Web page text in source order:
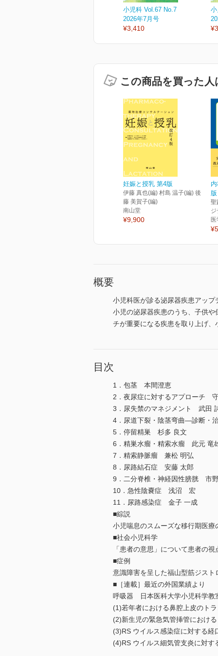
小児科 Vol.67 No.7
2026年7月号
¥3,410
この商品を買った
妊娠と授乳 第4版
伊藤 真也(編) 村島 温子(編) 後
藤 美賀子(編)
南山堂
¥9,900
版
聖
ジ
概要
小児科医が診る泌尿器疾患アッ
小児の泌尿器疾患のうち、子供
チが重要になる疾患を取り上げ
目次
1．包茎 本間澄恵
2．夜尿症に対するアプローチ
3．尿失禁のマネジメント 武田
4．尿道下裂・陰茎弯曲―診断・
5．停留精巣 杉多 良文
6．精巣水瘤・精索水瘤 此元 竜
7．精索静脈瘤 兼松 明弘
8．尿路結石症 安藤 太郎
9．二分脊椎・神経因性膀胱 市
10．急性陰嚢症 浅沼 宏
11．尿路感染症 金子 一成
■綜説
小児喘息のスムーズな移行期医
■社会小児科学
「患者の意思」について患者の
■症例
意識障害を呈した福山型筋ジス
■［連載］最近の外国業績より
呼吸器 日本医科大学小児科学教
(1)若年者における鼻腔上皮のト
(2)新生児の緊急気管挿管におけ
(3)RS ウイルス感染症に対する
(4)RS ウイルス細気管支炎に対